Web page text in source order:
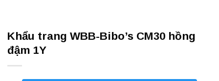
Khẩu trang WBB-Bibo’s CM30 hồng
đậm 1Y